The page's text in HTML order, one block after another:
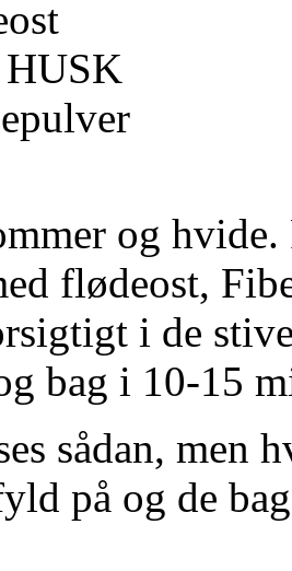
og
flødeost,
i de
bag i 10-15
sådan, men
på og de